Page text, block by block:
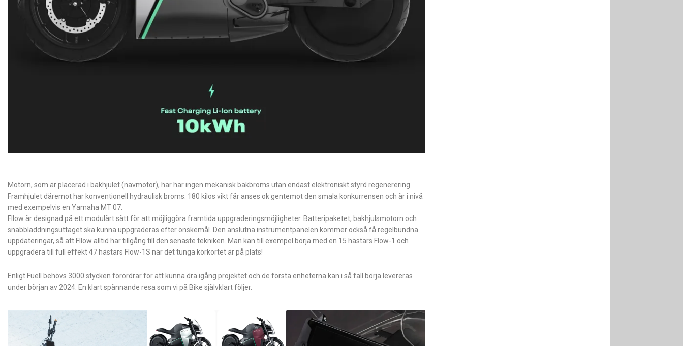
Motorn, som är placerad i bakhjulet (navmotor), har har ingen mekanisk bakbroms utan endast elektroniskt styrd regenerering.
Framhjulet däremot har konventionell hydraulisk broms. 180 kilos vikt får anses ok gentemot den smala konkurrensen och är i nivå
med exempelvis en Yamaha MT 07.
Fllow är designad på ett modulärt sätt för att möjliggöra framtida uppgraderingsmöjligheter. Batteripaketet, bakhjulsmotorn och
snabbladdningsuttaget ska kunna uppgraderas efter önskemål. Den anslutna instrumentpanelen kommer också få regelbundna
uppdateringar, så att Fllow alltid har tillgång till den senaste tekniken. Man kan till exempel börja med en 15 hästars Flow-1 och
uppgradera till full effekt 47 hästars Flow-1S när det tunga körkortet är på plats!
Enligt Fuell behövs 3000 stycken förordrar för att kunna dra igång projektet och de första enheterna kan i så fall börja levereras
under början av 2024. En klart spännande resa som vi på Bike självklart följer.